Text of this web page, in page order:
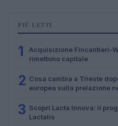
PIÙ LETTI
1
Acquisizione Fincantieri-
rimettono capitale
2 Cosa cambia a Trieste
europea sulla prelazione
3 Scopri Lacta Innova: il
Lactalis